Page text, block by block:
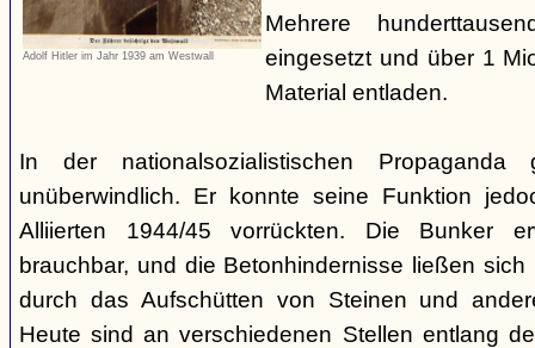
Adolf Hitler im Jahr 1939 am Westwall
Mehrere
eingesetzt und über 1
Material entladen.
In der nationalsozialistischen
unüberwindlich. Er konnte seine Funktion
Alliierten 1944/45 vorrückten. Die Bunker
brauchbar, und die Betonhindernisse ließen
durch das Aufschütten von Steinen und
Heute sind an verschiedenen Stellen entlang